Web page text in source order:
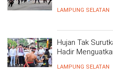
LAMPUNG SELATAN
Hujan Tak
Hadir
LAMPUNG SELATAN